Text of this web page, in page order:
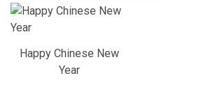
Happy Chinese New
Year